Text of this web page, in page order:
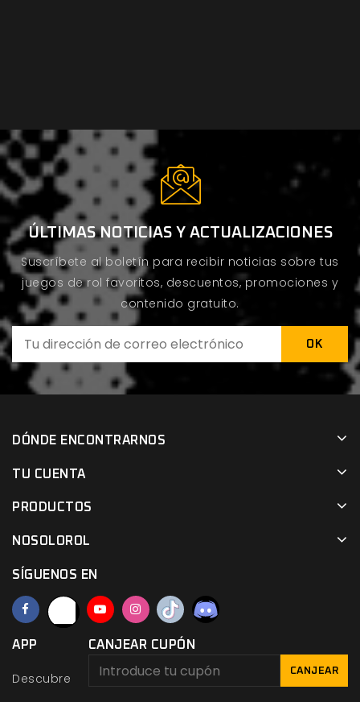
ÚLTIMAS NOTICIAS Y ACTUALIZACIONES
Suscríbete al boletín para recibir noticias sobre tus
juegos de rol favoritos, descuentos, promociones y
contenido gratuito.
DÓNDE ENCONTRARNOS
TU CUENTA
PRODUCTOS
NOSOLOROL
SÍGUENOS EN
APP
Descubre
CANJEAR CUPÓN
CANJEAR